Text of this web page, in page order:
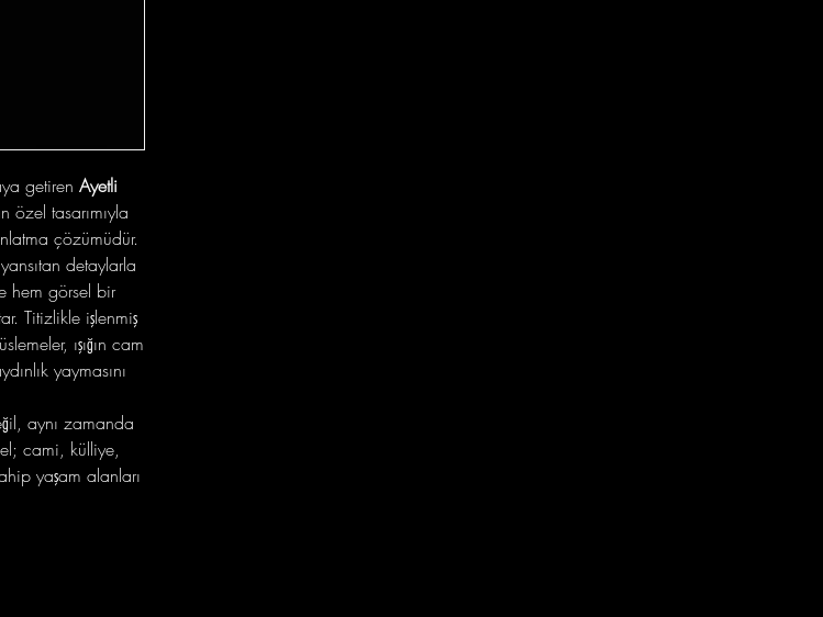
getiren Ayetli
özel tasarımıyla
çözümüdür.
detaylarla
hem görsel bir
Titizlikle işlenmiş
ışığın cam
yaymasını
aynı zamanda
cami, külliye,
yaşam alanları